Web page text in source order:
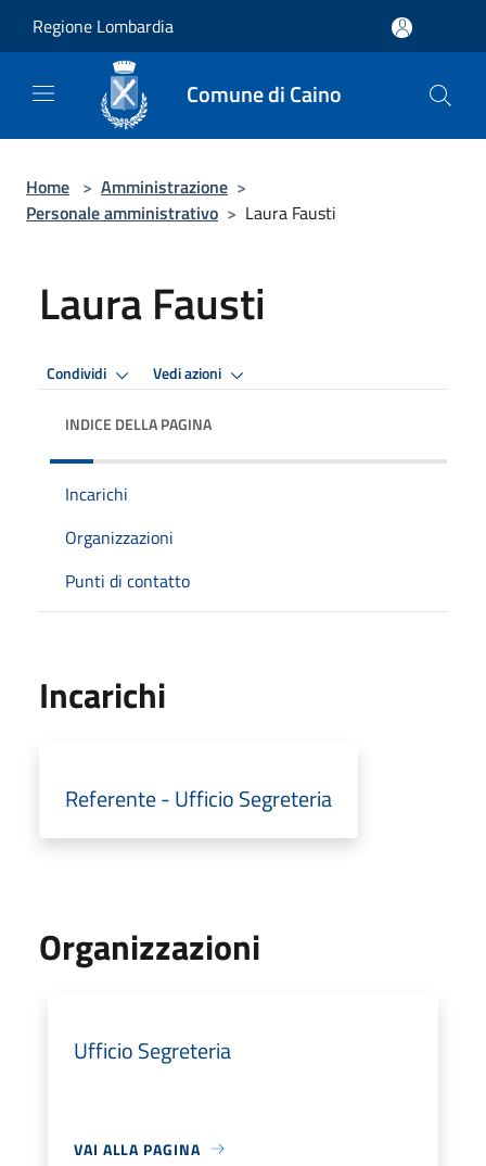
Regione Lombardia
Comune di Caino
Home > Amministrazione >
Personale amministrativo > Laura Fausti
Laura Fausti
Condividi Vedi azioni
INDICE DELLA PAGINA
Incarichi
Organizzazioni
Punti di contatto
Incarichi
Referente - Ufficio Segreteria
Organizzazioni
Ufficio Segreteria
VAI ALLA PAGINA